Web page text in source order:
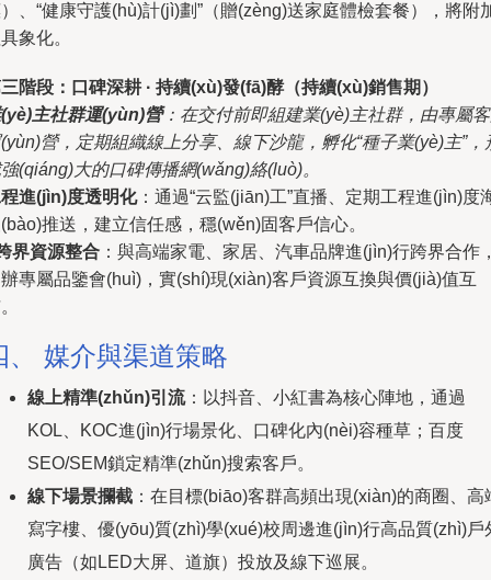
、“健康守護(hù)計(jì)劃”（贈(zèng)送家庭體檢套餐），將附
象化。
階段：口碑深耕 · 持續(xù)發(fā)酵（持續(xù)銷售期）
主社群運(yùn)營：在交付前即組建業(yè)主社群，由專屬
營，定期組織線上分享、線下沙龍，孵化“種子業(yè)主”，
(qiáng)大的口碑傳播網(wǎng)絡(luò)。
進(jìn)度透明化：通過“云監(jiān)工”直播、定期工程進(jìn)度
推送，建立信任感，穩(wěn)固客戶信心。
界資源整合 ：與高端家電、家居、汽車品牌進(jìn)行跨界合作
專屬品鑒會(huì)，實(shí)現(xiàn)客戶資源互換與價(jià)值互
、 媒介與渠道策略
線上精準(zhǔn)引流：以抖音、小紅書為核心陣地，通過
KOL、KOC進(jìn)行場景化、口碑化內(nèi)容種草；百度
SEO/SEM鎖定精準(zhǔn)搜索客戶。
線下場景攔截 ：在目標(biāo)客群高頻出現(xiàn)的商圈、高
寫字樓、優(yōu)質(zhì)學(xué)校周邊進(jìn)行高品質(zhì)戶
廣告（如LED大屏、道旗）投放及線下巡展。